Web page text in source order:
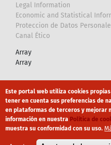
Legal Information
Economic and Statistical
Proteccion de Datos
Canal Ético
Array
Array
Footer Canal Ético
Política privacidad
Este portal web utiliza cookies
tener en cuenta sus preferencias de
en plataformas de terceros y mejorar
información en nuestra Política de
muestra su conformidad con su uso.